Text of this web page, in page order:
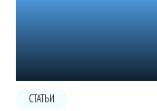
СТАТЬИ